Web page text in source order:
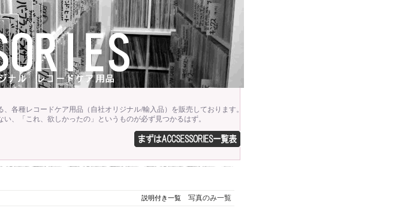
各種レコードケア用品（自社オリジナル/輸入品）を販売しております。
、「これ、欲しかったの」というものが必ず見つかるはず。
説明付き一覧写真のみ一覧